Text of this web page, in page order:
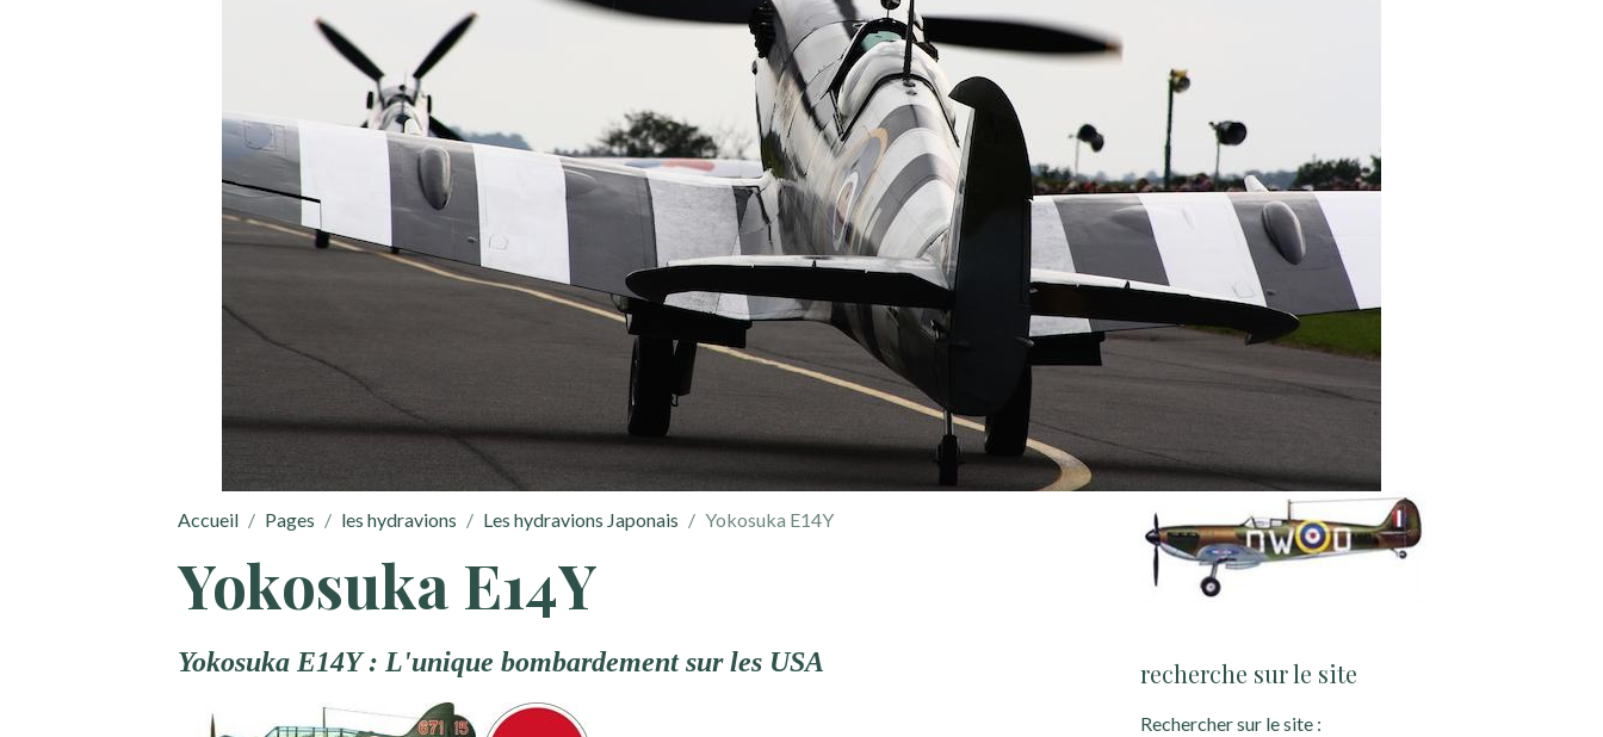
Accueil Pages les hydravions Les hydravions Japonais Yokosuka E14Y
Yokosuka E14Y
Yokosuka E14Y : L'unique bombardement sur les USA recherche sur le site
Rechercher sur le site :